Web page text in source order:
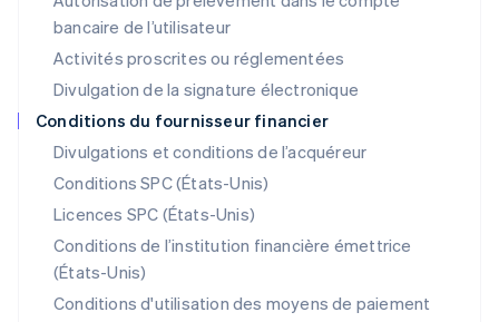
bancaire de l’utilisateur
Activités proscrites ou réglementées
Divulgation de la signature électronique
Conditions du fournisseur financier
Divulgations et conditions de l’acquéreur
Conditions SPC (États-Unis)
Licences SPC (États-Unis)
Conditions de l’institution financière émettrice
(États-Unis)
Conditions d'utilisation des moyens de paiement
DeutschEnglish
Lituanie
English
Luxembourg
FrançaisDeutschEnglish
Malaisie
Malte
English
Mexique
Norvège
English
Nouvelle-Zélande